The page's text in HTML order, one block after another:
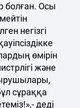
болған. Осы
негізгі
өмірін
және
сұраққа
деді